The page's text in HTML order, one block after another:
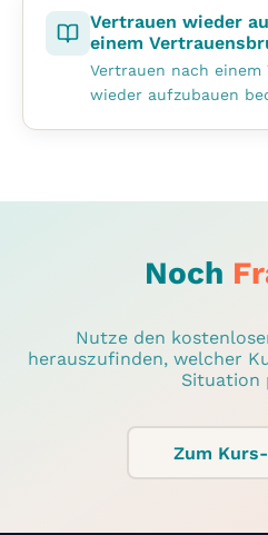
Vertrauen wieder
einem
Vertrauen nach einem
wieder aufzubauen
Noch
Nutze den
herauszufinden, welcher
Situation
Zum